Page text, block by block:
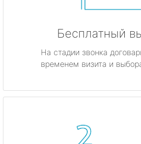
Бесплатный
На стадии звонка
временем визита и